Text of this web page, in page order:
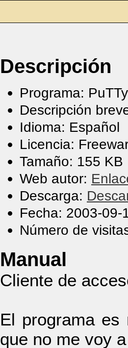
Descripción
Programa:
Descripción
Idioma: Español
Licencia:
Tamaño: 155 KB
Web autor:
Descarga:
Fecha: 2003-09-
Número de
Manual
Cliente de
El programa es
que no me voy